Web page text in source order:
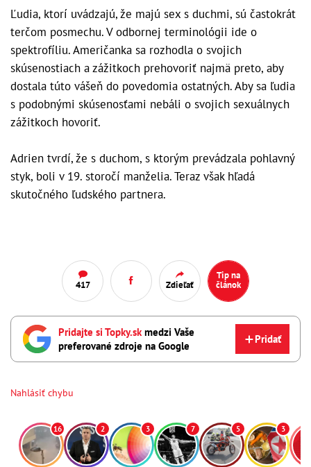
Ľudia, ktorí uvádzajú, že majú sex s duchmi, sú častokrát
terčom posmechu. V odbornej terminológii ide o
spektrofíliu. Američanka sa rozhodla o svojich
skúsenostiach a zážitkoch prehovoriť najmä preto, aby
dostala túto vášeň do povedomia ostatných. Aby sa ľudia
s podobnými skúsenosťami nebáli o svojich sexuálnych
zážitkoch hovoriť.
Adrien tvrdí, že s duchom, s ktorým prevádzala pohlavný
styk, boli v 19. storočí manželia. Teraz však hľadá
skutočného ľudského partnera.
417 Zdieľať
Tip na
článok
Pridajte si Topky.sk medzi Vaše
preferované zdroje na Google
Pridať
Nahlásiť chybu
16 2 3 7 5 3